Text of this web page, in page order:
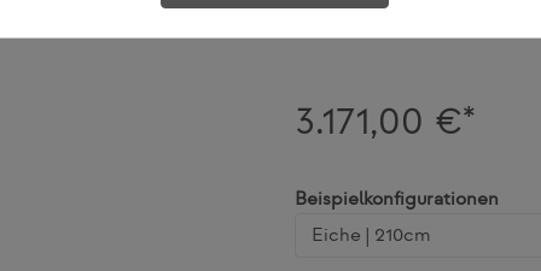
3.171,00 €*
Beispielkonfigurationen